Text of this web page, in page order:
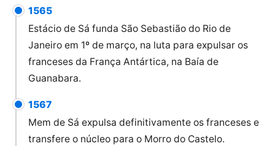
1565
Estácio de Sá funda São Sebastião do Rio de
Janeiro em 1º de março, na luta para expulsar os
franceses da França Antártica, na Baía de
Guanabara.
1567
Mem de Sá expulsa definitivamente os franceses e
transfere o núcleo para o Morro do Castelo.